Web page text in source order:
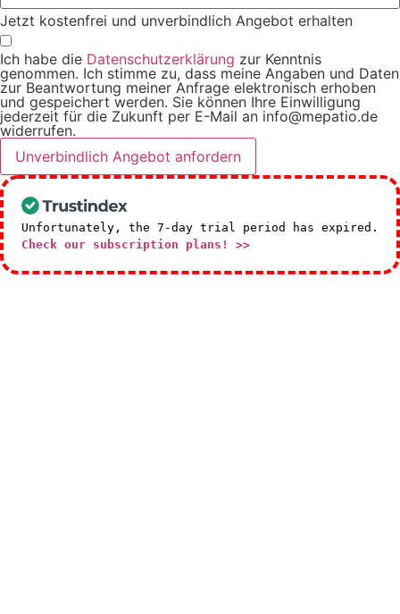
Jetzt kostenfrei und unverbindlich Angebot erhalten
Ich habe die Datenschutzerklärung zur Kenntnis
genommen. Ich stimme zu, dass meine Angaben und Daten
zur Beantwortung meiner Anfrage elektronisch erhoben
und gespeichert werden. Sie können Ihre Einwilligung
jederzeit für die Zukunft per E-Mail an info@mepatio.de
widerrufen.
Unverbindlich Angebot anfordern
Unfortunately, the 7-day trial period has expired.
Check our subscription plans! >>